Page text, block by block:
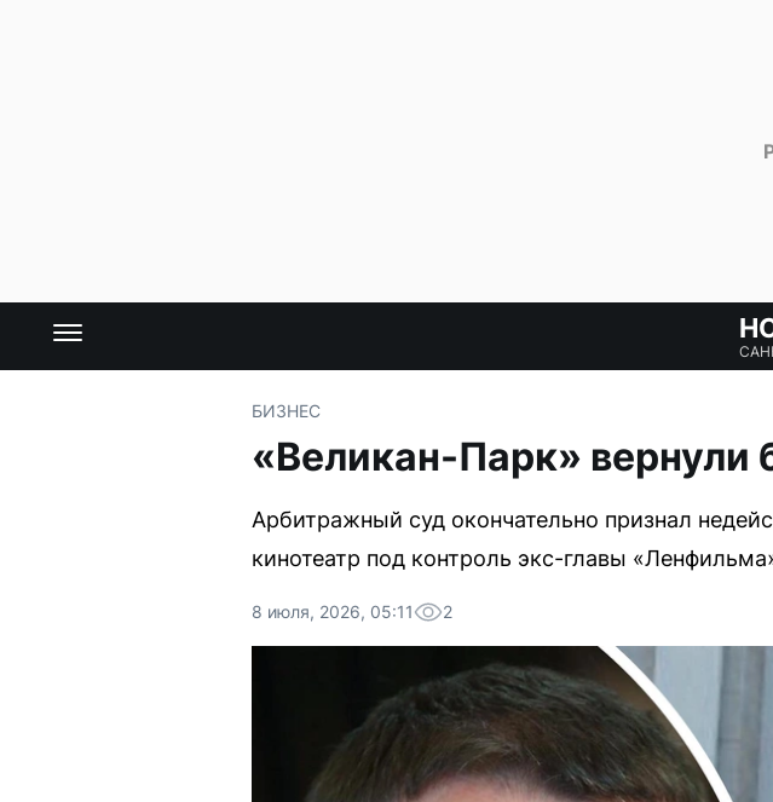
БИЗНЕС
«Великан-Парк»
Арбитражный суд окончательно признал
кинотеатр под контроль экс-главы
8 июля, 2026, 05:11 2